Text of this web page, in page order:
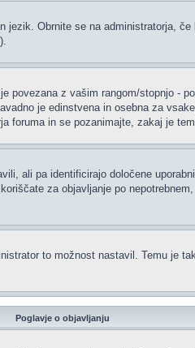
Obrnite se na administratorja,
povezana z vašim rangom/stopnjo
je edinstvena in osebna za
foruma in se pozanimajte, zakaj je
ali pa identificirajo določene
za objavljanje po
to možnost nastavil. Temu je
Poglavje o objavljanju